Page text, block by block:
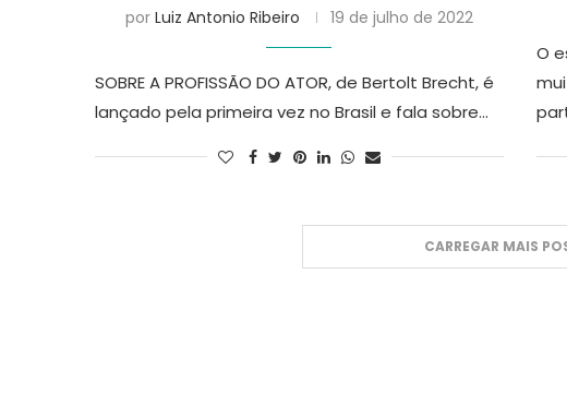
por Luiz Antonio Ribeiro 19 de julho de 2022
SOBRE A PROFISSÃO DO ATOR, de Bertolt Brecht, é
lançado pela primeira vez no Brasil e fala sobre…
O
CARREGAR MAIS